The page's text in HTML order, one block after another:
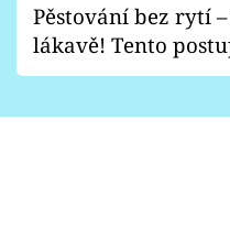
Pěstování bez rytí
lákavě! Tento
vhodný jen pro